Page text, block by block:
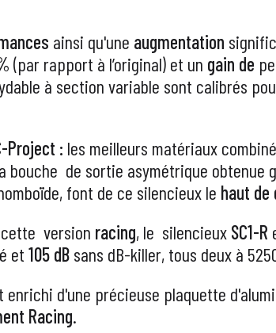
ainsi qu'une augmentation
(par rapport à l’original) et un gain de
à section variable sont calibrés
Project : les meilleurs matériaux
bouche de sortie asymétrique obtenue
font de ce silencieux le haut de
version racing, le silencieux SC1-R
et 105 dBsans dB-killer, tous deux à
enrichi d'une précieuse plaquette
Racing.